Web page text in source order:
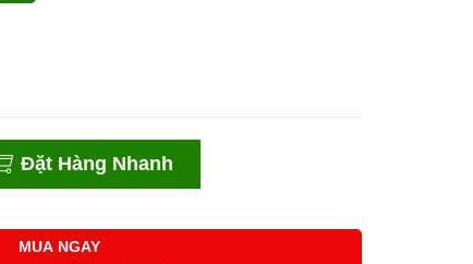
Đặt Hàng Nhanh
MUA NGAY